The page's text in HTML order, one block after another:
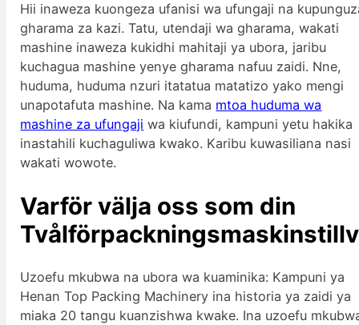
Hii inaweza kuongeza ufanisi wa ufungaji na
gharama za kazi. Tatu, utendaji wa gharama, wakati
mashine inaweza kukidhi mahitaji ya ubora, jaribu
kuchagua mashine yenye gharama nafuu zaidi. Nne,
huduma, huduma nzuri itatatua matatizo yako mengi
unapotafuta mashine. Na kama mtoa huduma wa
mashine za ufungaji wa kiufundi, kampuni yetu hakika
inastahili kuchaguliwa kwako. Karibu kuwasiliana nasi
wakati wowote.
Varför välja oss som din
Uzoefu mkubwa na ubora wa kuaminika: Kampuni ya
Henan Top Packing Machinery ina historia ya zaidi ya
miaka 20 tangu kuanzishwa kwake. Ina uzoefu